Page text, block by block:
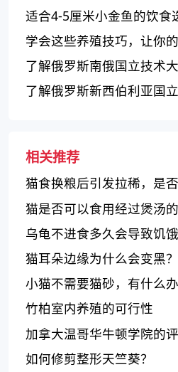
适合4-5厘米小金鱼的饮食
学会这些养殖技巧，让你
景美景！
了解俄罗斯南俄国立技术
工学院)的优势
了解俄罗斯新西伯利亚国
相关推荐
猫食换粮后引发拉稀，是否
猫是否可以食用经过煲汤的
乌龟不进食多久会导致饥饿
猫耳朵边缘为什么会变黑？
小猫不需要猫砂，有什么办
竹柏室内养殖的可行性
加拿大温哥华牛顿学院的评
如何修剪整形天竺葵？